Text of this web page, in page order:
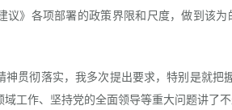
》各项部署的政策界限和尺度，做到该为
彻落实，我多次提出要求，特别是就把
工作、坚持党的全面领导等重大问题讲了